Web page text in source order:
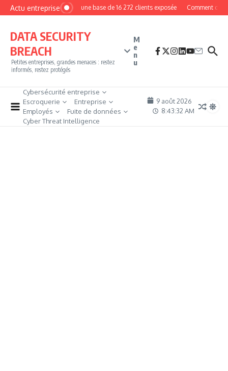
Aller au contenu
Actu entrepriseMyPhoto : une base de 16 272 clients exposée Comment
DATA SECURITY
BREACH
Petites entreprises, grandes menaces : restez
informés, restez protégés
M
e
n
u
Cybersécurité entreprise
Escroquerie
Entreprise
Employés
Fuite de données
Cyber Threat Intelligence
9 août 2026
8:43:33 AM